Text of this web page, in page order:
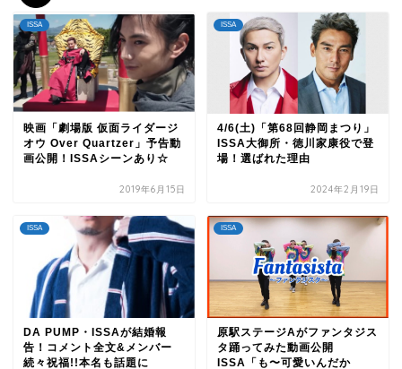
ISSA
映画「劇場版 仮面ライダージ
オウ Over Quartzer」予告動
画公開！ISSAシーンあり☆
2019年6月15日
ISSA
4/6(土)「第68回静岡まつり」
ISSA大御所・徳川家康役で登
場！選ばれた理由
2024年2月19日
ISSA
DA PUMP・ISSAが結婚報
告！コメント全文&メンバー
続々祝福!!本名も話題に
ISSA
原駅ステージAがファンタジス
タ踊ってみた動画公開
ISSA「も〜可愛いんだか